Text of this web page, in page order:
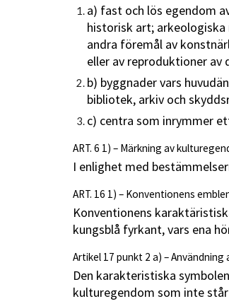
a) fast och lös egendom
historisk art;
andra föremål av
eller av reproduktioner av
b) byggnader vars
bibliotek, arkiv och
c) centra som inrymmer
ART. 6 1) – Märkning av
I enlighet med
ART. 16 1) – Konventionens
Konventionens
kungsblå fyrkant, vars ena
Artikel 17 punkt 2 a) –
Den karakteristiska
kulturegendom som inte